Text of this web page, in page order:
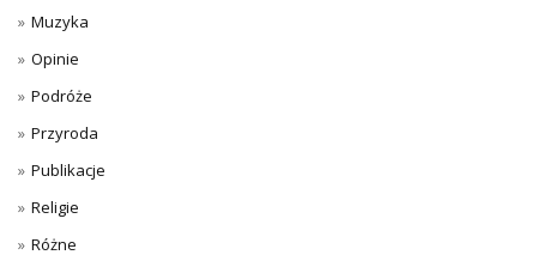
Muzyka
Opinie
Podróże
Przyroda
Publikacje
Religie
Różne